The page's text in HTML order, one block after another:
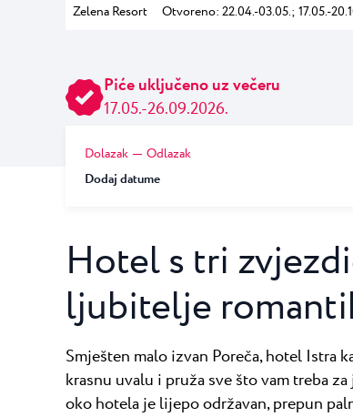
Hotel Garden
Residence
Laguna
Svi resorti
Pepi Club
Zelena Resort Otvoreno: 22.04.-03.05.; 17.05.-
Piće uključeno uz večeru
17.05.-26.09.2026.
Dolazak
Odlazak
Dodaj datume
Hotel s tri
ljubitelje
Smješten malo izvan Poreča, hotel Istra
krasnu uvalu i pruža sve što vam treba
oko hotela je lijepo održavan, prepun